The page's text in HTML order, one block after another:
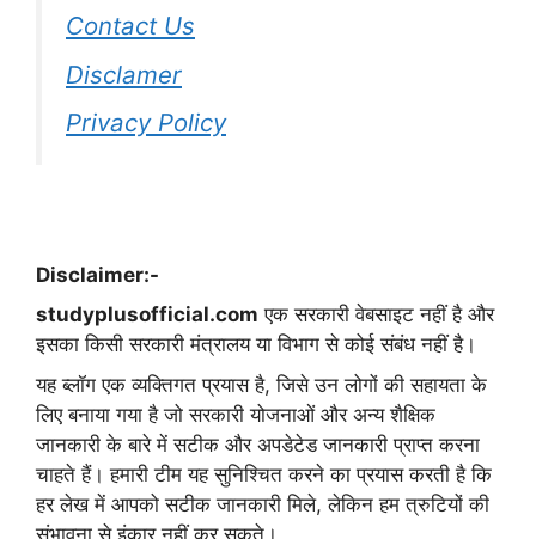
Contact Us
Disclamer
Privacy Policy
Disclaimer:-
studyplusofficial.com एक सरकारी वेबसाइट नहीं है और
इसका किसी सरकारी मंत्रालय या विभाग से कोई संबंध नहीं है।
यह ब्लॉग एक व्यक्तिगत प्रयास है, जिसे उन लोगों की सहायता के
लिए बनाया गया है जो सरकारी योजनाओं और अन्य शैक्षिक
जानकारी के बारे में सटीक और अपडेटेड जानकारी प्राप्त करना
चाहते हैं। हमारी टीम यह सुनिश्चित करने का प्रयास करती है कि
हर लेख में आपको सटीक जानकारी मिले, लेकिन हम त्रुटियों की
संभावना से इंकार नहीं कर सकते।